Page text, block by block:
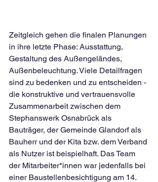
Zeitgleich gehen die finalen Planungen
in ihre letzte Phase: Ausstattung,
Gestaltung des Außengeländes,
Außenbeleuchtung. Viele Detailfragen
sind zu bedenken und zu entscheiden -
die konstruktive und vertrauensvolle
Zusammenarbeit zwischen dem
Stephanswerk Osnabrück als
Bauträger, der Gemeinde Glandorf als
Bauherr und der Kita bzw. dem Verband
als Nutzer ist beispielhaft. Das Team
der Mitarbeiter*innen war jedenfalls bei
einer Baustellenbesichtigung am 14.